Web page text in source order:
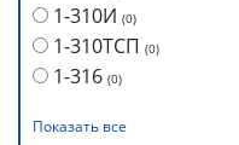
1-310И (0)
1-310ТСП (0)
1-316 (0)
Показать все